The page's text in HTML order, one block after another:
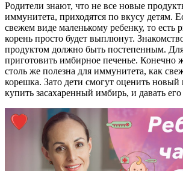
Родители знают, что не все новые
иммунитета, приходятся по вкусу детям.
свежем виде маленькому ребенку, то есть
корень просто будет выплюнут.
продуктом должно быть постепенным.
приготовить имбирное печенье. Конечно
столь же полезна для иммунитета, как
корешка. Зато дети смогут оценить
купить засахаренный имбирь, и давать